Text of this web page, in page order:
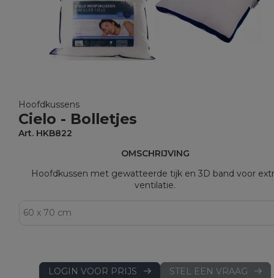
Hoofdkussens
Cielo - Bolletjes
Art. HKB822
OMSCHRIJVING
Hoofdkussen met gewatteerde tijk en 3D band voor
ventilatie.
LOGIN VOOR PRIJS STEL EEN VRAAG